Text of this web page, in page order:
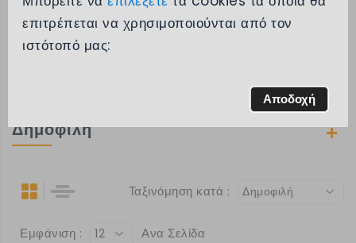
Κατηγορίες
Μάρκα
Δημοφιλή
Ταξινόμηση κατά : Δημοφιλή
Εμφάνιση : 12 Ανα Σελίδα
επιτρέπεται να χρησιμοποιούνται από τον
ιστότοπό μας:
Αποδοχή